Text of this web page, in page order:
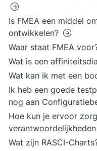
Is FMEA een middel
ontwikkelen?
Waar staat FMEA
Wat is een
Wat kan ik met een
Ik heb een goede
nog aan
Hoe kun je ervoor
Wat zijn RASCI-